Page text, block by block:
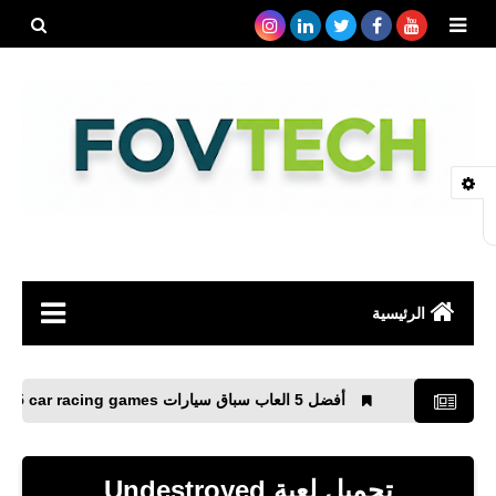
الرئيسية
رياضة
مواقع
تحميل لعبة Undestroyed